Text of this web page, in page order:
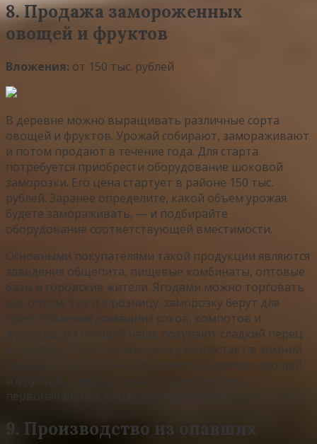
8. Продажа замороженных
овощей и фруктов
Вложения: от 150 тыс. рублей
В деревне можно выращивать различные сорта
овощей и фруктов. Урожай собирают, замораживают
и потом продают в течение года. Для старта
потребуется приобрести оборудование шоковой
заморозки. Его цена стартует в районе 150 тыс.
рублей. Заранее определите, какой объем урожая
будете замораживать, — и подбирайте
оборудование соответствующей вместимости.
Основными покупателями такой продукции являются
заведения общепита, пищевые комбинаты, оптовые
базы и городские жители. Ягодами можно торговать
как оптом, так и в розницу: заморозку берут для
приготовления домашних соков, компотов и
десертов. Из овощей чаще покупают сладкий перец
и кукурузу. Спрос на заморозку возрастает в зимний
период, когда уже не найти местных свежих овощей
и фруктов, и перед Новым годом. Окупить
первоначальные вложения получится за один сезон.
9. Производство из опавших